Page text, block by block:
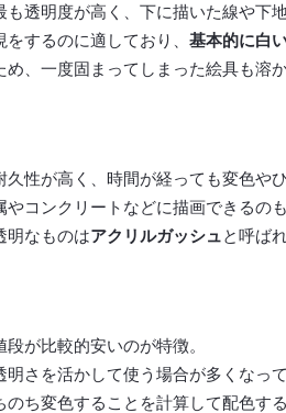
透明度が高く、下に描いた線や下
するのに適しており、 基本的に白
、一度固まってしまった絵具も溶
性が高く、時間が経っても変色や
コンクリートなどに描画できるのも
明なものはアクリルガッシュと呼ば
が比較的安いのが特徴。
さを活かして使う場合が多くなって
ち変色することを計算して配色す